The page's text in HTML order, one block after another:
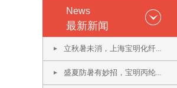
News
最新新闻
立秋暑未消，上海宝明化纤...
盛夏防暑有妙招，宝明丙纶...